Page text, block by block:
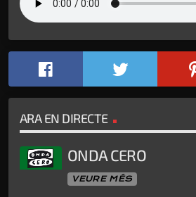
ARA EN DIRECTE
ONDA CERO
VEURE MÉS